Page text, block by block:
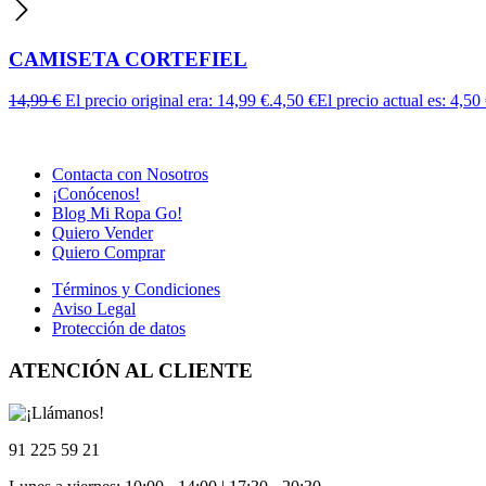
CAMISETA CORTEFIEL
14,99€ El precio original era: 14,99 €.4,50 €El precio actual es: 4,50
Contacta con Nosotros
¡Conócenos!
Blog Mi Ropa Go!
Quiero Vender
Quiero Comprar
Términos y Condiciones
Aviso Legal
Protección de datos
ATENCIÓN AL CLIENTE
91 225 59 21